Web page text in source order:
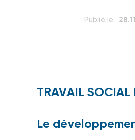
Publié le :
TRAVAIL
Le